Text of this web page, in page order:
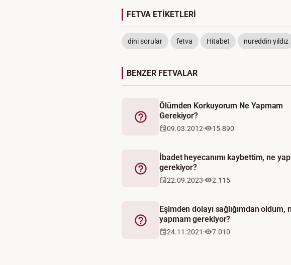
FETVA ETİKETLERİ
dini sorular fetva Hitabet nureddin yıldız
BENZER FETVALAR
Fetva
Ölümden Korkuyorum Ne Yapmam
Gerekiyor?
09.03.2012 15.890
Fetva
İbadet heyecanımı kaybettim, ne
gerekiyor?
22.09.2023 2.115
Fetva
Eşimden dolayı sağlığımdan oldum,
yapmam gerekiyor?
24.11.2021 7.010